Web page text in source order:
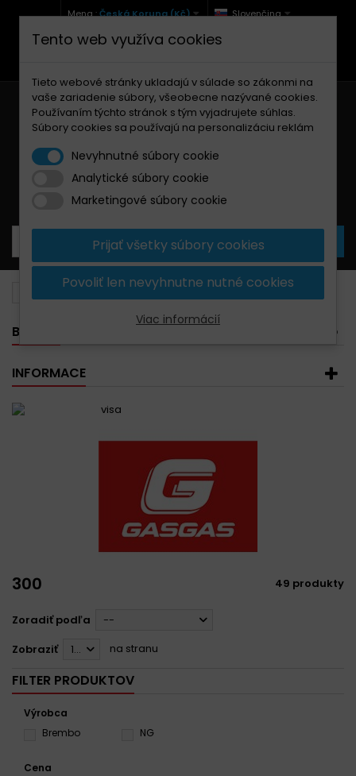
Mena :Česká Koruna (Kč) Slovenčina
+420 771 127 977 (Po-Pá, 9-12 a 13-17)
Košík0Produkty
BANNER
INFORMACE
300 49 produkty
Zoradiť podľa
--
Zobraziť
12 na stranu
FILTER PRODUKTOV
Výrobca
Brembo
NG
Cena
Tento web využíva cookies
Tieto webové stránky ukladajú v súlade so zákonmi na
vaše zariadenie súbory, všeobecne nazývané cookies.
Používaním týchto stránok s tým vyjadrujete súhlas.
Súbory cookies sa používajú na personalizáciu reklám
Nevyhnutné súbory cookie
Analytické súbory cookie
Marketingové súbory cookie
Prijať všetky súbory cookies
Povoliť len nevyhnutne nutné cookies
Viac informácií